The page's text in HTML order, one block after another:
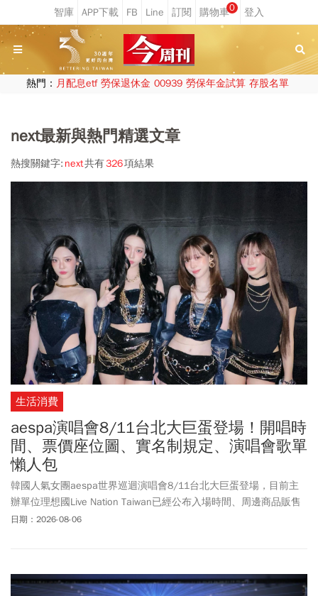
0
熱門： 月配息etf 勞保退休金 00939 勞保年金試算 存股名單
next最新與熱門精選文章
熱搜關鍵字: next共有326項結果
生活消費
aespa演唱會8/11台北大巨蛋登場！開唱時
間、票價座位圖、實名制規定、演唱會歌單
懶人包
韓國人氣女團aespa世界巡迴演唱會8/11台北大巨蛋登場，目前主
辦單位理想國Live Nation Taiwan已經公布入場時間、周邊商品販售
時間、出入口資訊，以及演唱會須知。「2026 - 27 aespa LIVE
日期：2026-08-06